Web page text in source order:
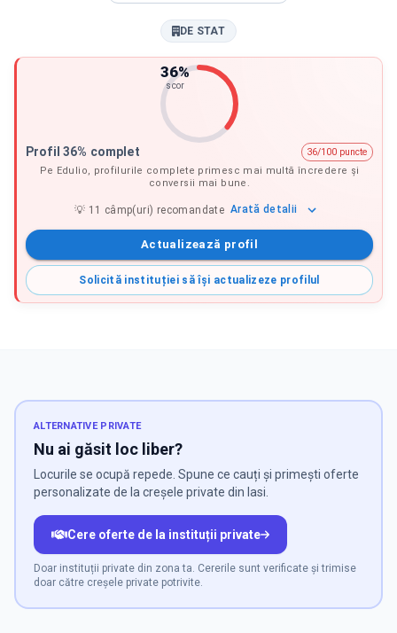
DE STAT
36%
scor
Profil 36% complet
36/100 puncte
Pe Edulio, profilurile complete primesc mai multă încredere și
conversii mai bune.
💡 11 câmp(uri) recomandate Arată detalii
Actualizează profil
Solicită instituției să își actualizeze profilul
ALTERNATIVE PRIVATE
Nu ai găsit loc liber?
Locurile se ocupă repede. Spune ce cauți și primești oferte
personalizate de la creșele private din Iasi.
Cere oferte de la instituții private
Doar instituții private din zona ta. Cererile sunt verificate și trimise
doar către creșele private potrivite.